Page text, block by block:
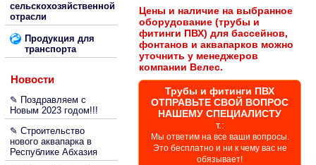
сельскохозяйственной
отрасли
Продукция для
транспорта
Новости
✎ Поздравляем с
Новым 2023 годом!!!
✎ Строительство
нового аквапарка в
Республике Абхазия
Цены и наличие на выбранное
оборудование (трубы и
фитинги ПВХ) для бассейнов,
фонтанов и аквапарков можно
уточнить у менеджеров
компании Велес.
Трубы и фитинги ПВХ
ОТПРАВЬТЕ СВОЙ ВОПРОС
НАШЕМУ СПЕЦИАЛИСТУ
т.:
Мы ответим на все ваши вопросы.
Это бесплатно и ни к чему вас не
обязывает!